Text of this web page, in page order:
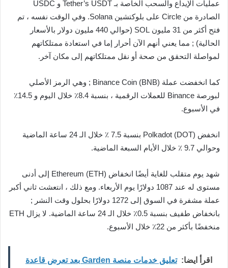
عمليات الإيداع والسحب الخاصة بـ Tether’s USDT و USDC
الصادرة من Circle على بلوكتشين Solana. وفي الوقت نفسه ، تم
فتح أكثر من 31 مليون SOL (حوالي 440 مليون دولار بالأسعار
الحالية) ; مما يعني أنهم الآن أحرار إما في استعادة ممتلكاتهم
لمواصلة التحقق من صحة أو نقل ممتلكاتهم إلى مكان آخر.
كما انخفضت عملة Binance Coin (BNB) ; وهي الرمز الأصلي
لبورصة Binance للعملات الرقمية ، بنسبة 8.4٪ خلال اليوم و 14.5٪
في الأسبوع.
انخفض Polkadot (DOT) بنسبة 7.5 ٪ خلال الـ 24 ساعة الماضية
وحوالي 9.7 ٪ خلال الأيام السبعة الماضية.
شهد يوم متقلب للغاية أيضًا انخفاض Ethereum (ETH) إلى أدنى
مستوى له عند 1087 دولارًا يوم الأربعاء. ومع ذلك ، انتعشت ثاني أكبر
عملة مشفرة في السوق إلى 1272 دولارًا بحلول وقت النشر ;
بانخفاض طفيف بنسبة 0.5٪ خلال الـ 24 ساعة الماضية. لا يزال ETH
منخفضًا بأكثر من 22٪ خلال الأسبوع.
اقرأ ايضا:
تعليق خدمات منصة Garden بعد تعرض قاعدة